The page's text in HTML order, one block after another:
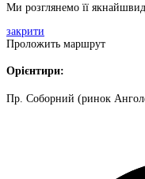
Ми розглянемо її
закрити
Проложить маршрут
Орієнтири:
Пр. Соборний (ринок